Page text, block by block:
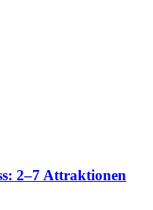
2–7 Attraktionen